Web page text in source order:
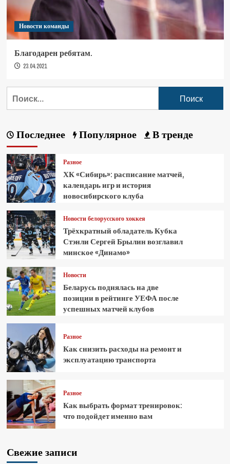
Новости команды
Благодарен ребятам.
23.04.2021
Последнее Популярное В тренде
Разное
ХК «Сибирь»: расписание матчей,
календарь игр и история
новосибирского клуба
Новости белорусского хоккея
Трёхкратный обладатель Кубка
Стэнли Сергей Брылин возглавил
минское «Динамо»
Новости
Беларусь поднялась на две
позиции в рейтинге УЕФА после
успешных матчей клубов
Разное
Как снизить расходы на ремонт и
эксплуатацию транспорта
Разное
Как выбрать формат тренировок:
что подойдет именно вам
Свежие записи